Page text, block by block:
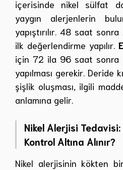
içerisinde nikel sülfat
yaygın alerjenlerin
yapıştırılır. 48 saat
ilk değerlendirme yapılır.
için 72 ila 96 saat sonra
yapılması gerekir. Deride
şişlik oluşması, ilgili
anlamına gelir.
Nikel Alerjisi Tedavisi:
Kontrol Altına Alınır?
Nikel alerjisinin kökten